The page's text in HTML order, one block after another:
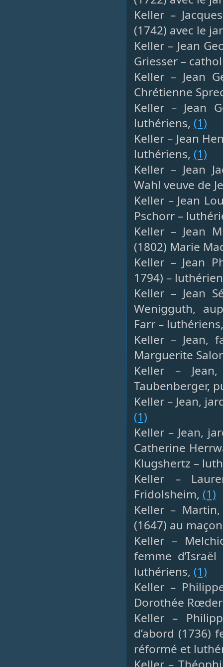
Keller –
(1742) avec le
Keller – Jean
Griesser –
Keller – Jean
Chrétienne
Keller – Jean
luthériens, (1)
Keller – Jean
luthériens, (1)
Keller – Jean
Wahl veuve de
Keller – Jean
Pschorr –
Keller – Jean
(1802) Marie
Keller – Jean
1794) –
Keller – Jean
Wenigguth,
Farr –
Keller – Jean,
Marguerite
Keller –
Taubenberger,
Keller – Jean,
(1)
Keller – Jean,
Catherine
Klugshertz –
Keller –
Fridolsheim, (1)
Keller –
(1647) au
Keller –
femme
luthériens, (1)
Keller –
Dorothée
Keller –
d’abord (1736)
réformé et